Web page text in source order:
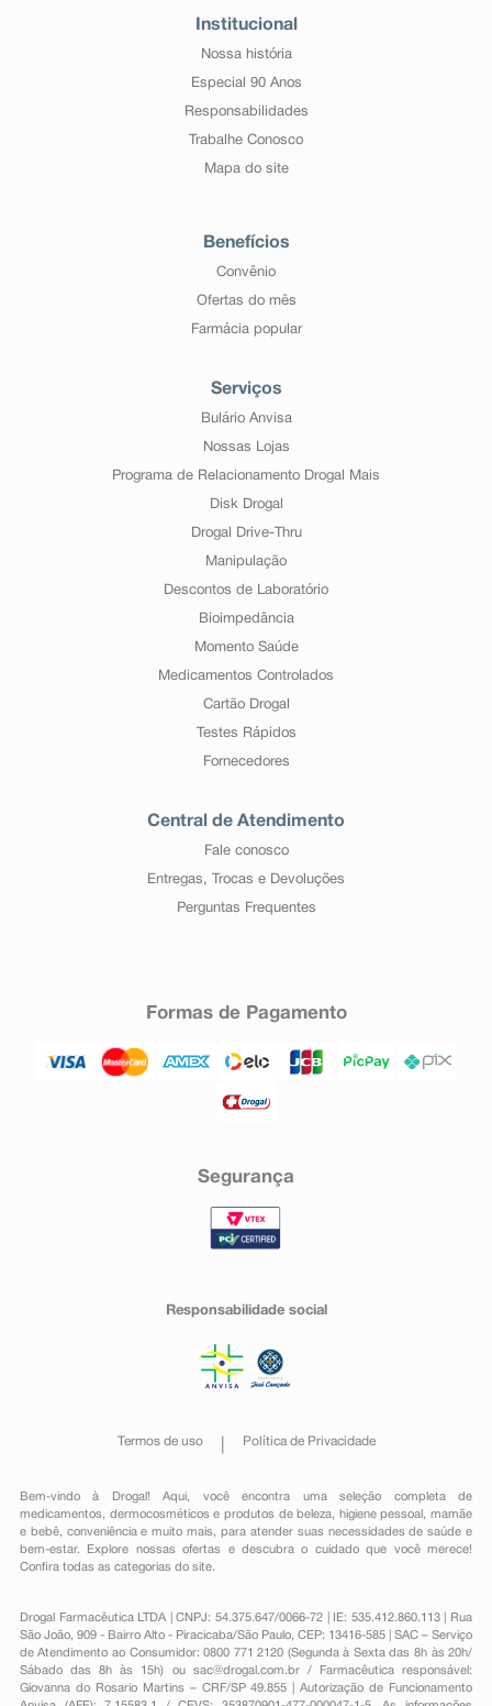
Institucional
Nossa história
Especial 90 Anos
Responsabilidades
Trabalhe Conosco
Mapa do site
Benefícios
Convênio
Ofertas do mês
Farmácia popular
Serviços
Bulário Anvisa
Nossas Lojas
Programa de Relacionamento Drogal Mais
Disk Drogal
Drogal Drive-Thru
Manipulação
Descontos de Laboratório
Bioimpedância
Momento Saúde
Medicamentos Controlados
Cartão Drogal
Testes Rápidos
Fornecedores
Central de Atendimento
Fale conosco
Entregas, Trocas e Devoluções
Perguntas Frequentes
Formas de Pagamento
Segurança
Responsabilidade social
Termos de uso Política de Privacidade
Bem-vindo à Drogal! Aqui, você encontra uma seleção completa de
medicamentos , dermocosméticos e produtos de beleza, higiene pessoal ,mamãe
e bebê, conveniênciae muito mais, para atender suas necessidades de saúde e
bem-estar. Explore nossas ofertas e descubra o cuidado que você merece!
Confira todas as categorias do site.
Drogal Farmacêutica LTDA | CNPJ: 54.375.647/0066-72 | IE: 535.412.860.113 | Rua
São João, 909 - Bairro Alto - Piracicaba/São Paulo, CEP: 13416-585 | SAC – Serviço
de Atendimento ao Consumidor: 0800 771 2120 (Segunda à Sexta das 8h às 20h/
Sábado das 8h às 15h) ou sac@drogal.com.br/ Farmacêutica responsável:
Giovanna do Rosario Martins – CRF/SP 49.855 | Autorização de Funcionamento